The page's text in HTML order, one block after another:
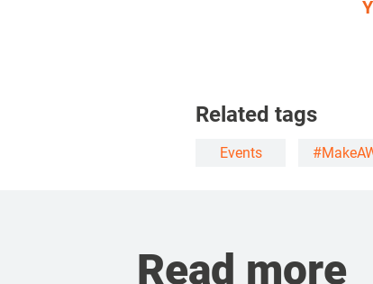
Related tags
Events
Read more